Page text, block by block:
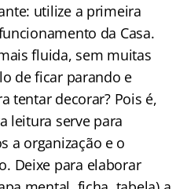
utilize a primeira
da Casa.
fluida, sem muitas
de ficar parando e
tentar decorar? Pois é,
leitura serve para
a organização e o
Deixe para elaborar